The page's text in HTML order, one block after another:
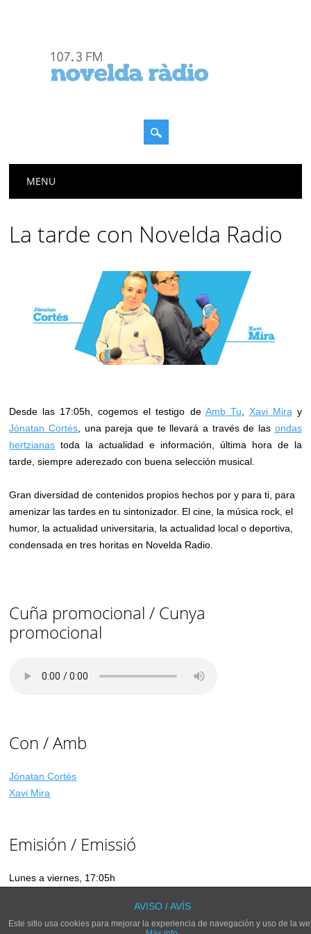
Menú principal
MENU
La tarde con Novelda Radio
Desde las 17:05h, cogemos el testigo de Amb Tu Xavi Mira y
Jónatan Cortés , una pareja que te llevará a través de las ondas
hertzianas toda la actualidad e información, última hora de la
tarde, siempre aderezado con buena selección musical.
Gran diversidad de contenidos propios hechos por y para ti, para
amenizar las tardes en tu sintonizador. El cine, la música rock, el
humor, la actualidad universitaria, la actualidad local o deportiva,
condensada en tres horitas en Novelda Radio.
Cuña promocional / Cunya
promocional
Con / Amb
Jónatan Cortés
Xavi Mira
Emisión / Emissió
Lunes a viernes, 17:05h
AVISO / AVÍS
Este sitio usa cookies para mejorar la experiencia de navegación y uso de la